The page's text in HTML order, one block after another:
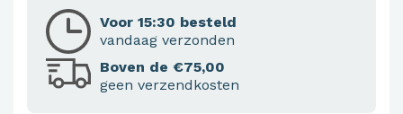
Voor 15:30 besteld
vandaag verzonden
Boven de €75,00
geen verzendkosten